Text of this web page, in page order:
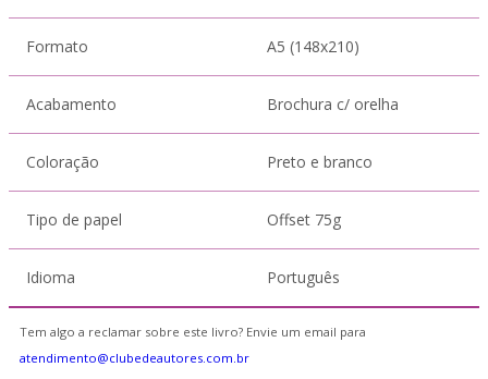
Formato A5 (148x210)
Acabamento Brochura c/ orelha
Coloração Preto e branco
Tipo de papel Offset 75g
Idioma Português
Tem algo a reclamar sobre este livro? Envie um email para
atendimento@clubedeautores.com.br